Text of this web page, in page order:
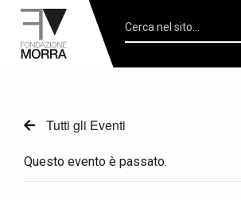
Tutti gli Eventi
Questo evento è passato.